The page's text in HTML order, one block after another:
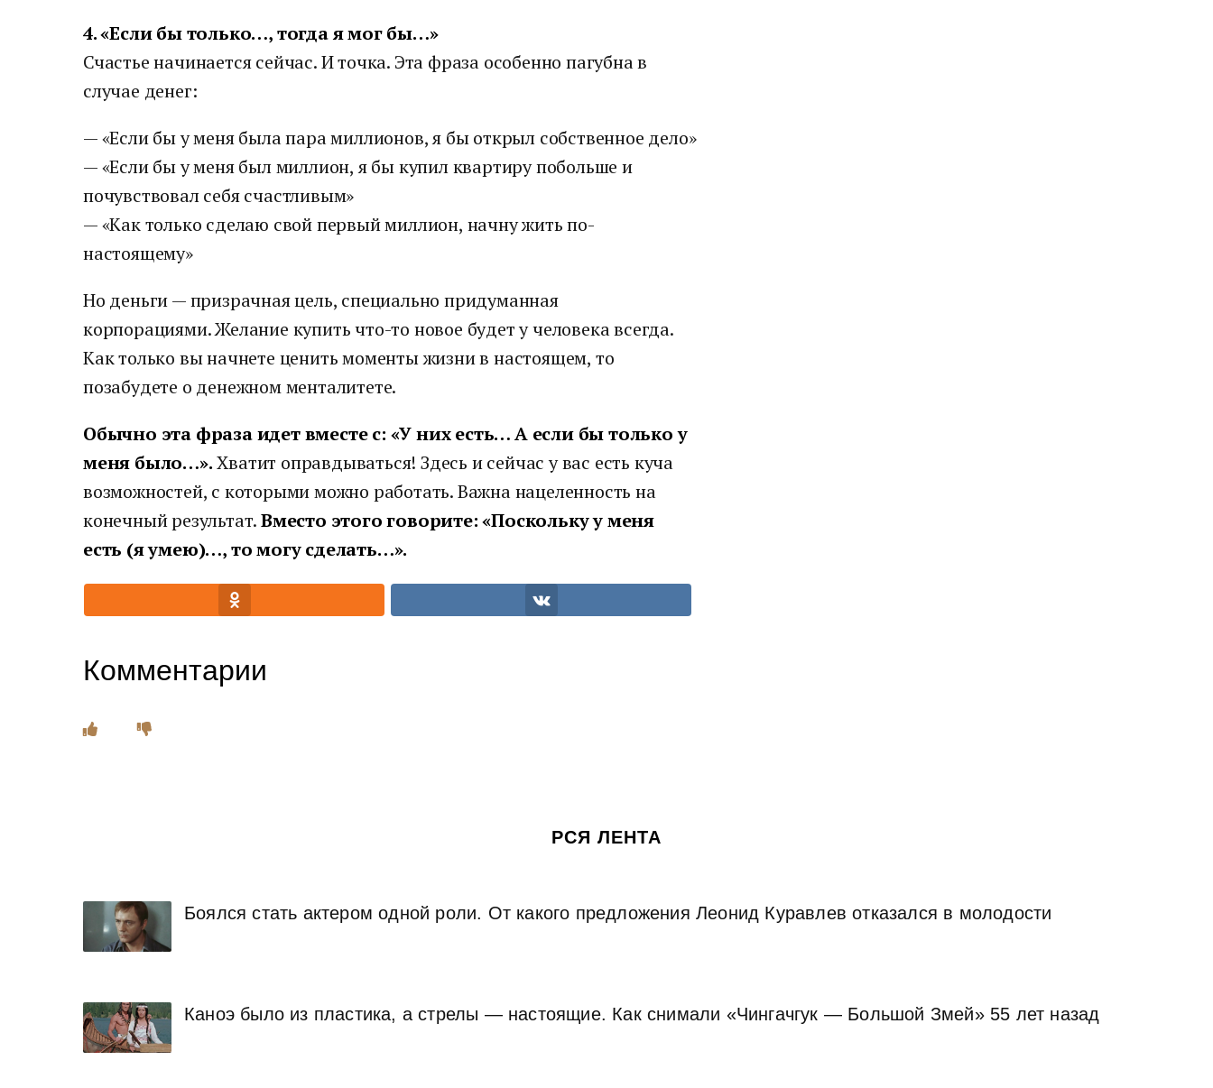
4. «Если бы только…, тогда я мог бы…»
Счастье начинается сейчас. И точка. Эта фраза особенно пагубна в
случае денег:
— «Если бы у меня была пара миллионов, я бы открыл собственное дело»
— «Если бы у меня был миллион, я бы купил квартиру побольше и
почувствовал себя счастливым»
— «Как только сделаю свой первый миллион, начну жить по-
настоящему»
Но деньги — призрачная цель, специально придуманная
корпорациями. Желание купить что-то новое будет у человека всегда.
Как только вы начнете ценить моменты жизни в настоящем, то
позабудете о денежном менталитете.
Обычно эта фраза идет вместе с: «У них есть… А если бы только у
меня было…».Хватит оправдываться! Здесь и сейчас у вас есть куча
возможностей, с которыми можно работать. Важна нацеленность на
конечный результат.Вместо этого говорите: «Поскольку у меня
есть (я умею)…, то могу сделать…».
Комментарии
РСЯ ЛЕНТА
Боялся стать актером одной роли. От какого предложения Леонид Куравлев отказался в молодости
Каноэ было из пластика, а стрелы — настоящие. Как снимали «Чингачгук — Большой Змей» 55 лет назад